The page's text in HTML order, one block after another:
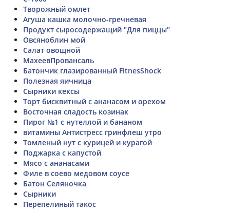
Творожный омлет
Агуша кашка молочно-гречневая
Продукт сыросодержащий "Для пиццы"
Овсяноблин мой
Салат овощной
МахеевПровансаль
Батончик глазированный FitnesShock
Полезная яичница
Сырники кексы
Торт бисквитный с ананасом и орехом
Восточная сладость козинак
Пирог №1 с нутеллой и бананом
витамины Антистресс гринфлеш утро
Томленый нут с курицей и курагой
Поджарка с капустой
Мясо с ананасами
Филе в соево медовом соусе
Батон Селяночка
Сырники
Перепелиный такос